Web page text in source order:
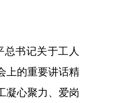
书记关于工人
上的重要讲话精
凝心聚力、爱岗